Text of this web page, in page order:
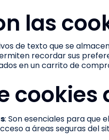
las
de texto que se
recordar sus
en un carrito de
: Son esenciales para que
a áreas seguras del